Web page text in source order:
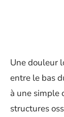
Une douleur
entre le bas
à une simple
structures